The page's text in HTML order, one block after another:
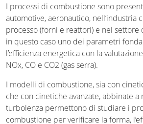
I processi di combustione sono
automotive, aeronautico, nell’industria
processo (forni e reattori) e nel settore
in questo caso uno dei parametri
l’efficienza energetica con la
NOx, CO e CO2 (gas serra).
I modelli di combustione, sia con
che con cinetiche avanzate, abbinate
turbolenza permettono di studiare i
combustione per verificare la forma,